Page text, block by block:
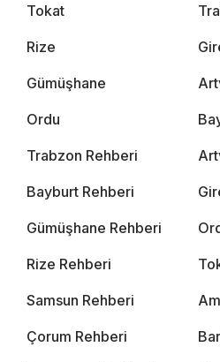
Tokat
Rize
Gümüşhane
Ordu
Trabzon Rehberi
Bayburt Rehberi
Gümüşhane Rehberi
Rize Rehberi
Samsun Rehberi
Çorum Rehberi